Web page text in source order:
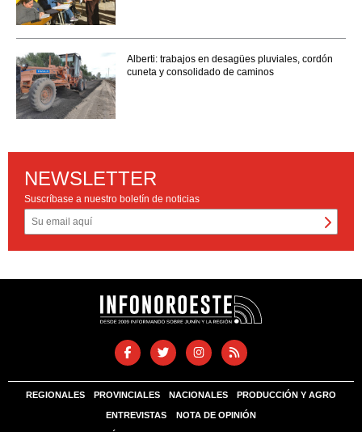
Alberti: trabajos en desagües pluviales, cordón
cuneta y consolidado de caminos
NEWSLETTER
Suscríbase a nuestro boletín de noticias
REGIONALES PROVINCIALES NACIONALES PRODUCCIÓN Y AGRO
ENTREVISTAS NOTA DE OPINIÓN